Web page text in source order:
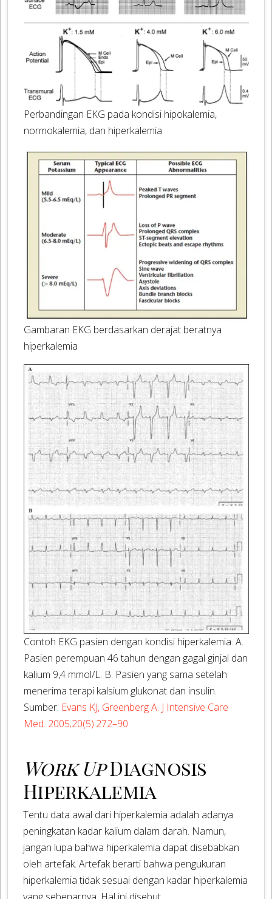
Perbandingan EKG pada kondisi hipokalemia,
normokalemia, dan hiperkalemia
Gambaran EKG berdasarkan derajat beratnya
hiperkalemia
Contoh EKG pasien dengan kondisi hiperkalemia. A.
Pasien perempuan 46 tahun dengan gagal ginjal dan
kalium 9,4 mmol/L. B. Pasien yang sama setelah
menerima terapi kalsium glukonat dan insulin.
Sumber: Evans KJ, Greenberg A. J Intensive Care
Med. 2005;20(5):272–90.
Work UpDiagnosis
Hiperkalemia
Tentu data awal dari hiperkalemia adalah adanya
peningkatan kadar kalium dalam darah. Namun,
jangan lupa bahwa hiperkalemia dapat disebabkan
oleh artefak. Artefak berarti bahwa pengukuran
hiperkalemia tidak sesuai dengan kadar hiperkalemia